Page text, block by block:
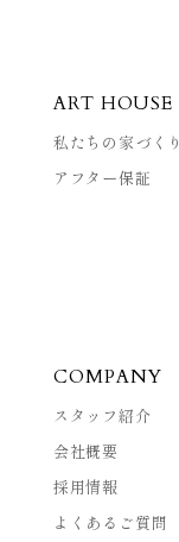
ART HOUSE
私たちの家づくり
アフター保証
COMPANY
スタッフ紹介
会社概要
採用情報
よくあるご質問